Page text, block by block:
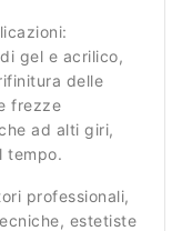
gel e acrilico,
delle
frezze
ad alti giri,
tempo.
professionali,
estetiste